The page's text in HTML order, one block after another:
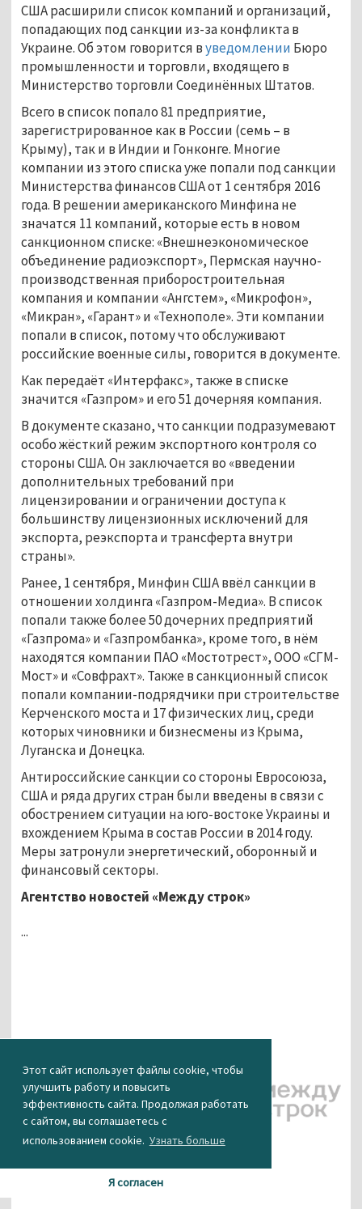
Этот сайт использует файлы cookie, чтобы
улучшить работу и повысить
эффективность сайта. Продолжая работать
с сайтом, вы соглашаетесь с
использованием cookie. Узнать больше
Я согласен
США расширили список компаний и организаций,
попадающих под санкции из-за конфликта в
Украине. Об этом говорится вуведомлении Бюро
промышленности и торговли, входящего в
Министерство торговли Соединённых Штатов.
Всего в список попало 81 предприятие,
зарегистрированное как в России (семь – в
Крыму), так и в Индии и Гонконге. Многие
компании из этого списка уже попали под санкции
Министерства финансов США от 1 сентября 2016
года. В решении американского Минфина не
значатся 11 компаний, которые есть в новом
санкционном списке: «Внешнеэкономическое
объединение радиоэкспорт», Пермская научно-
производственная приборостроительная
компания и компании «Ангстем», «Микрофон»,
«Микран», «Гарант» и «Технополе». Эти компании
попали в список, потому что обслуживают
российские военные силы, говорится в документе.
Как передаёт «Интерфакс», также в списке
значится «Газпром» и его 51 дочерняя компания.
В документе сказано, что санкции подразумевают
особо жёсткий режим экспортного контроля со
стороны США. Он заключается во «введении
дополнительных требований при
лицензировании и ограничении доступа к
большинству лицензионных исключений для
экспорта, реэкспорта и трансферта внутри
страны».
Ранее, 1 сентября, Минфин США ввёл санкции в
отношении холдинга «Газпром-Медиа». В список
попали также более 50 дочерних предприятий
«Газпрома» и «Газпромбанка», кроме того, в нём
находятся компании ПАО «Мостотрест», ООО «СГМ-
Мост» и «Совфрахт». Также в санкционный список
попали компании-подрядчики при строительстве
Керченского моста и 17 физических лиц, среди
которых чиновники и бизнесмены из Крыма,
Луганска и Донецка.
Антироссийские санкции со стороны Евросоюза,
США и ряда других стран были введены в связи с
обострением ситуации на юго-востоке Украины и
вхождением Крыма в состав России в 2014 году.
Меры затронули энергетический, оборонный и
финансовый секторы.
Агентство новостей «Между строк»
...
КАК ВАМ НОВОСТЬ?